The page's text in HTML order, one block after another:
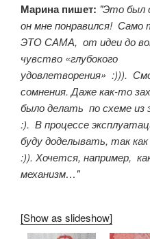
Марина пишет: "Это был
он мне понравился!
ЭТО САМА, от идеи до
чувство «глубокого
удовлетворения» :))).
сомнения. Даже как-то
было делать по схеме из
:). В процессе
буду доделывать, так
:)). Хочется, например,
механизм…"
[Show as slideshow]